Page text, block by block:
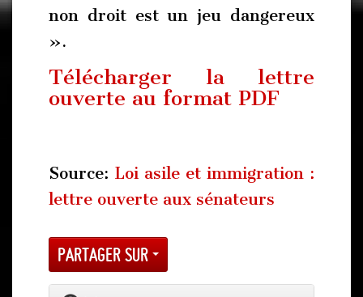
non droit est un jeu dangereux
».
Télécharger la lettre
ouverte au format PDF
Source: Loi asile et immigration :
lettre ouverte aux sénateurs
Partager sur